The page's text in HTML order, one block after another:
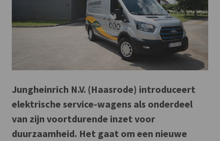
Jungheinrich N.V. (Haasrode) introduceert
elektrische service-wagens als onderdeel
van zijn voortdurende inzet voor
duurzaamheid. Het gaat om een nieuwe